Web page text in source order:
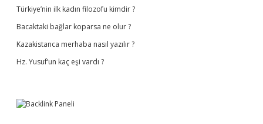
Türkiye’nin ilk kadın filozofu kimdir ?
Bacaktaki bağlar koparsa ne olur ?
Kazakistanca merhaba nasıl yazılır ?
Hz. Yusuf’un kaç eşi vardı ?